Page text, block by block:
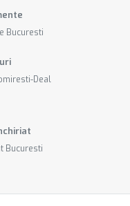
Bucuresti
Deal
Bucuresti